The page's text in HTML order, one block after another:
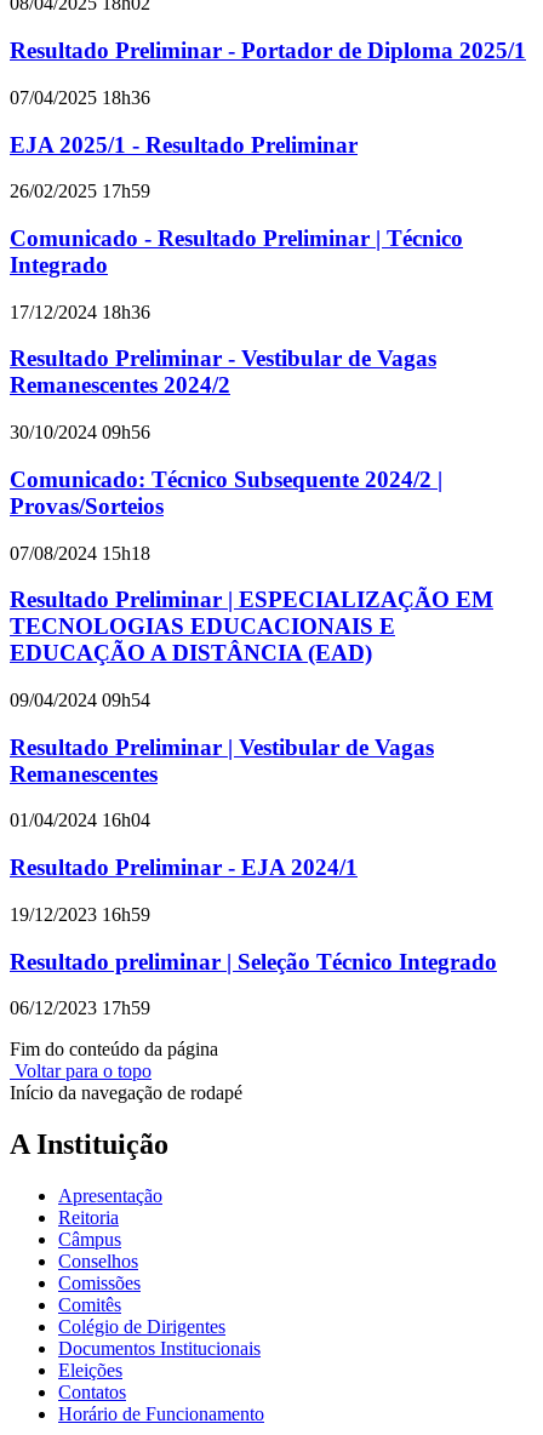
Resultado Preliminar - Portador de Diploma 2025/1
07/04/2025 18h36
EJA 2025/1 - Resultado Preliminar
26/02/2025 17h59
Comunicado - Resultado Preliminar | Técnico
Integrado
17/12/2024 18h36
Resultado Preliminar - Vestibular de Vagas
Remanescentes 2024/2
30/10/2024 09h56
Comunicado: Técnico Subsequente 2024/2 |
Provas/Sorteios
07/08/2024 15h18
Resultado Preliminar | ESPECIALIZAÇÃO EM
TECNOLOGIAS EDUCACIONAIS E
EDUCAÇÃO A DISTÂNCIA (EAD)
09/04/2024 09h54
Resultado Preliminar | Vestibular de Vagas
Remanescentes
01/04/2024 16h04
Resultado Preliminar - EJA 2024/1
19/12/2023 16h59
Resultado preliminar | Seleção Técnico Integrado
06/12/2023 17h59
Fim do conteúdo da página
Voltar para o topo
Início da navegação de rodapé
A Instituição
Apresentação
Reitoria
Câmpus
Conselhos
Comissões
Comitês
Colégio de Dirigentes
Documentos Institucionais
Eleições
Contatos
Horário de Funcionamento